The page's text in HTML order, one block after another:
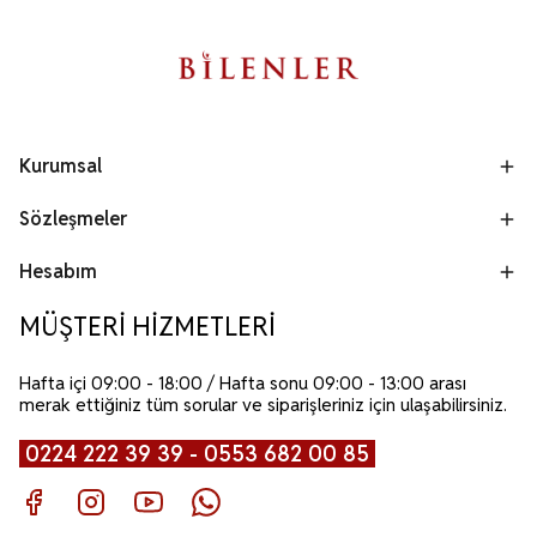
Kurumsal
Sözleşmeler
Hesabım
MÜŞTERİ HİZMETLERİ
Hafta içi 09:00 - 18:00 / Hafta sonu 09:00 - 13:00 arası
merak ettiğiniz tüm sorular ve siparişleriniz için ulaşabilirsiniz.
0224 222 39 39 - 0553 682 00 85